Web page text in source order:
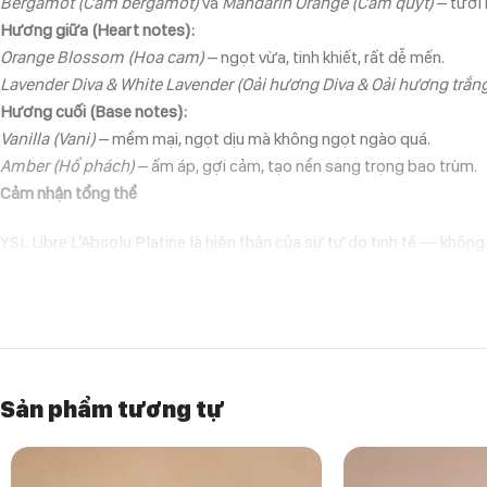
Hương giữa (Heart notes):
Orange Blossom (Hoa cam)– ngọt vừa, tinh khiết, rất dễ mến.
Lavender Diva & White Lavender (Oải hương Diva & Oải hương
Hương cuối (Base notes):
Vanilla (Vani)– mềm mại, ngọt dịu mà không ngọt ngào quá.
Amber (Hổ phách)– ấm áp, gợi cảm, tạo nền sang trọng bao trùm.
Cảm nhận tổng thể
YSL Libre L’Absolu Platine là hiện thân của sự tự do tinh tế —
tầng giữa đầy nữ tính nhưng không ngọt lịm. Đến cuối, lớp vani và
mình rất… mình.
Ý kiến từ người dùng
“Một phiên bản Libre tinh tế nhất mà mình từng
Sản phẩm tương tự